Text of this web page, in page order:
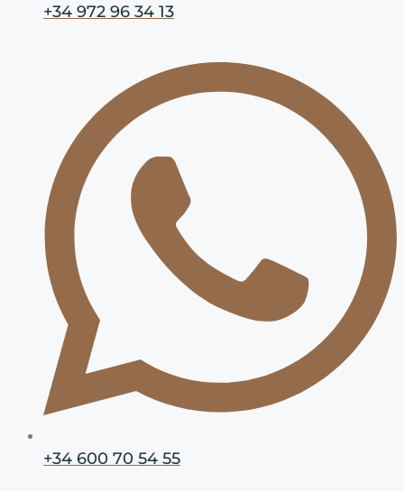
+34 972 96 34 13
+34 600 70 54 55